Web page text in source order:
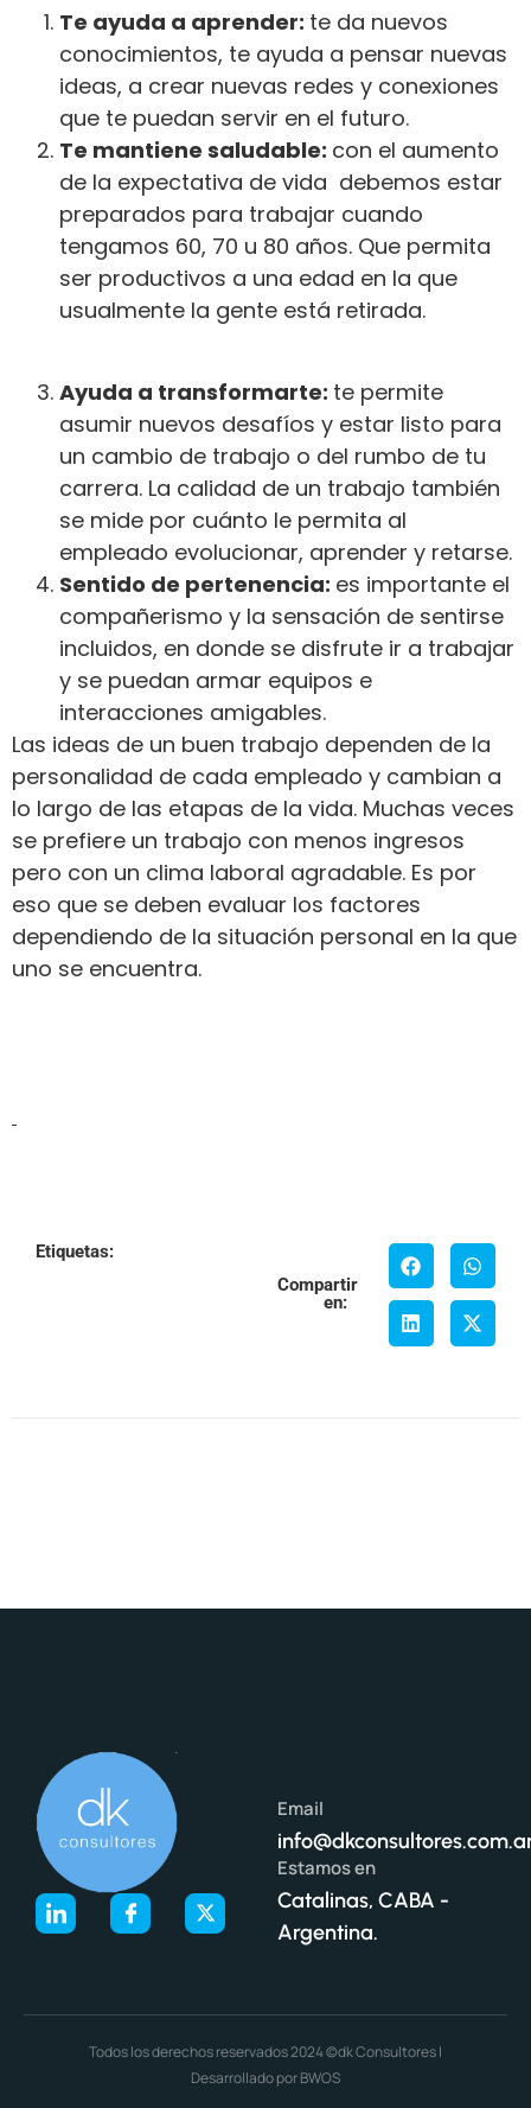
Te ayuda a aprender: te da nuevos
conocimientos, te ayuda a pensar nuevas
ideas, a crear nuevas redes y conexiones
que te puedan servir en el futuro.
Te mantiene saludable: con el aumento
de la expectativa de vida debemos estar
preparados para trabajar cuando
tengamos 60, 70 u 80 años. Que permita
ser productivos a una edad en la que
usualmente la gente está retirada.
Ayuda a transformarte: te permite
asumir nuevos desafíos y estar listo para
un cambio de trabajo o del rumbo de tu
carrera. La calidad de un trabajo también
se mide por cuánto le permita al
empleado evolucionar, aprender y retarse.
Sentido de pertenencia: es importante el
compañerismo y la sensación de sentirse
incluidos, en donde se disfrute ir a trabajar
y se puedan armar equipos e
interacciones amigables.
Las ideas de un buen trabajo dependen de la
personalidad de cada empleado y cambian a
lo largo de las etapas de la vida. Muchas veces
se prefiere un trabajo con menos ingresos
pero con un clima laboral agradable. Es por
eso que se deben evaluar los factores
dependiendo de la situación personal en la que
uno se encuentra.
Etiquetas:
Compartir
en:
Email
Estamos en
Catalinas, CABA -
Argentina.
Todos los derechos reservados 2024 ©dk Consultores |
Desarrollado por BWOS